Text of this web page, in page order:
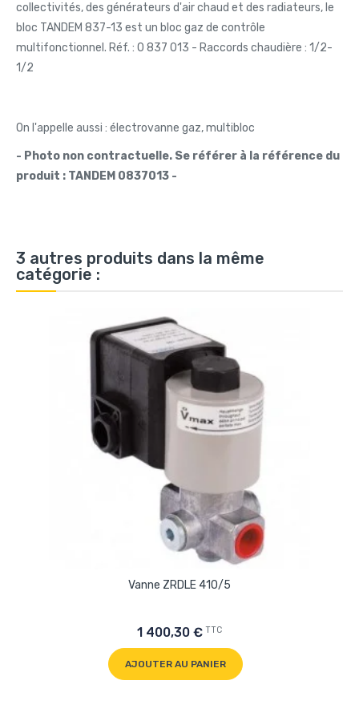
collectivités, des générateurs d'air chaud et des radiateurs, le
bloc TANDEM 837-13 est un bloc gaz de contrôle
multifonctionnel. Réf. : 0 837 013 - Raccords chaudière : 1/2-
1/2
On l'appelle aussi : électrovanne gaz, multibloc
- Photo non contractuelle. Se référer à la référence du
produit : TANDEM 0837013 -
3 autres produits dans la même
catégorie :
Vanne ZRDLE 410/5
1 400,30 € TTC
AJOUTER AU PANIER